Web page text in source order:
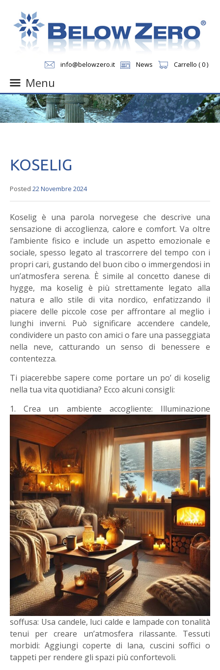
info@belowzero.it News Carrello ( 0 )
Menu
Skip
to
content
KOSELIG
Posted 22 Novembre 2024
Koselig è una parola norvegese che descrive una
sensazione di accoglienza, calore e comfort. Va oltre
l’ambiente fisico e include un aspetto emozionale e
sociale, spesso legato al trascorrere del tempo con i
propri cari, gustando del buon cibo o immergendosi in
un’atmosfera serena. È simile al concetto danese di
hygge, ma koselig è più strettamente legato alla
natura e allo stile di vita nordico, enfatizzando il
piacere delle piccole cose per affrontare al meglio i
lunghi inverni. Può significare accendere candele,
condividere un pasto con amici o fare una passeggiata
nella neve, catturando un senso di benessere e
contentezza.
Ti piacerebbe sapere come portare un po’ di koselig
nella tua vita quotidiana? Ecco alcuni consigli:
1. Crea un ambiente accogliente: Illuminazione
soffusa: Usa candele, luci calde e lampade con tonalità
tenui per creare un’atmosfera rilassante. Tessuti
morbidi: Aggiungi coperte di lana, cuscini soffici o
tappeti per rendere gli spazi più confortevoli.